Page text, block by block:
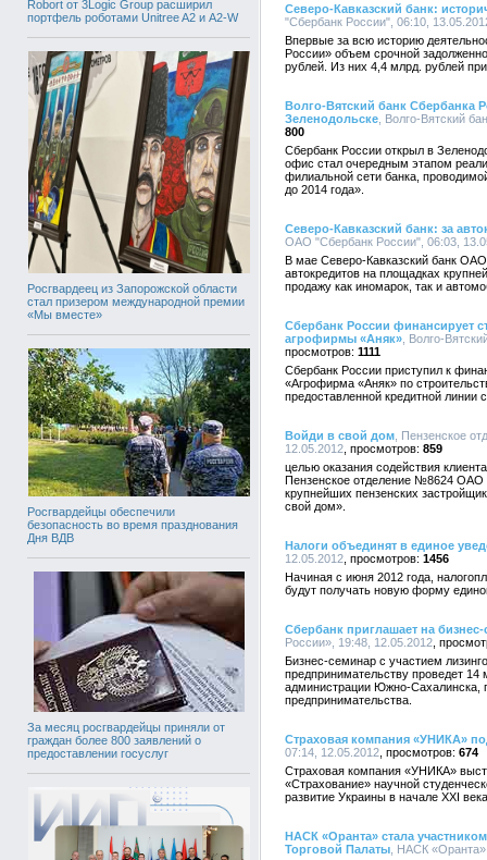
Robort от 3Logic Group расширил
портфель роботами Unitree A2 и A2-W
Росгвардеец из Запорожской области
стал призером международной премии
«Мы вместе»
Росгвардейцы обеспечили
безопасность во время празднования
Дня ВДВ
За месяц росгвардейцы приняли от
граждан более 800 заявлений о
предоставлении госуслуг
Северо-Кавказский банк:
"Сбербанк России", 06:10,
Впервые за всю историю
России» объем срочной
рублей. Из них 4,4 млрд. рублей
Волго-Вятский банк Сбербанка
Зеленодольске , Волго-Вятский
800
Сбербанк России открыл в
офис стал очередным этапом
филиальной сети банка,
до 2014 года».
Северо-Кавказский банк: за
ОАО "Сбербанк России", 06:03,
В мае Северо-Кавказский банк
автокредитов на площадках
продажу как иномарок, так и
Сбербанк России финансирует
агрофирмы «Аняк» , Волго-
1111
Сбербанк России приступил к
«Агрофирма «Аняк» по
предоставленной кредитной линии
Войди в свой дом , Пензенское
12.05.2012
859
целью оказания содействия
Пензенское отделение №8624 ОАО
крупнейших пензенских
свой дом».
Налоги объединят в единое
12.05.2012
1456
Начиная с июня 2012 года,
будут получать новую форму
Сбербанк приглашает на
России», 19:48, 12.05.2012
Бизнес-семинар с участием
предпринимательству проведет
администрации Южно-Сахалинска,
предпринимательства.
Страховая компания «УНИКА»
07:14, 12.05.2012
674
Страховая компания «УНИКА»
«Страхование» научной
развитие Украины в начале XXI
НАСК «Оранта» стала
Торговой Палаты , НАСК